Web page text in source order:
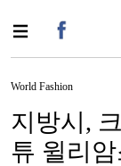
World Fashion
지방시,
튜 윌리